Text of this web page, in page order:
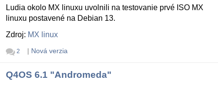
Ludia okolo MX linuxu uvolnili na testovanie prvé ISO MX
linuxu postavené na Debian 13.
Zdroj: MX linux
2 | Nová verzia
Q4OS 6.1 "Andromeda"